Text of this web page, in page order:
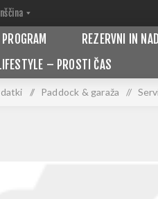
REZERVNI IN
LIFESTYLE – PROSTI ČAS
/ Paddock & garaža /